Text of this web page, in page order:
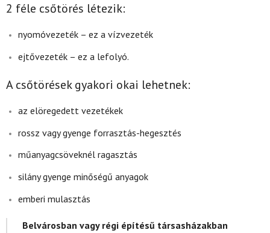
2 féle csőtörés létezik:
nyomóvezeték – ez a vízvezeték
ejtővezeték – ez a lefolyó.
A csőtörések gyakori okai lehetnek:
az elöregedett vezetékek
rossz vagy gyenge forrasztás-hegesztés
műanyagcsöveknél ragasztás
silány gyenge minőségű anyagok
emberi mulasztás
Belvárosban vagy régi építésű társasházakban